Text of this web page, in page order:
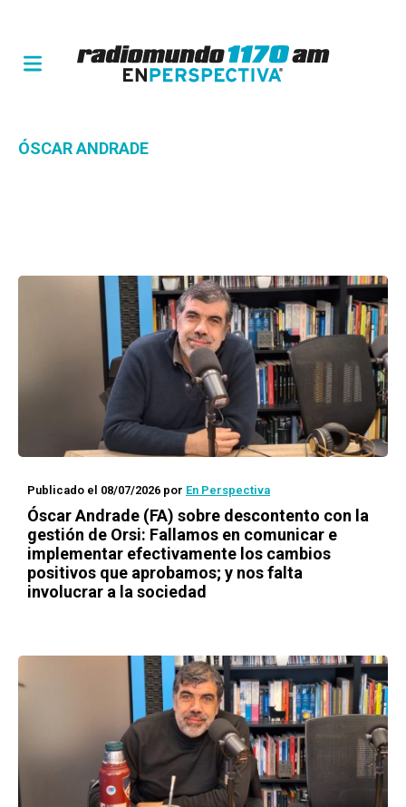
ÓSCAR ANDRADE
Publicado el 08/07/2026 por En Perspectiva
Óscar Andrade (FA) sobre descontento con la
gestión de Orsi: Fallamos en comunicar e
implementar efectivamente los cambios
positivos que aprobamos; y nos falta
involucrar a la sociedad